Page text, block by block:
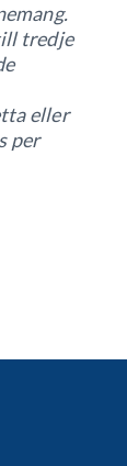
tredje
eller
per